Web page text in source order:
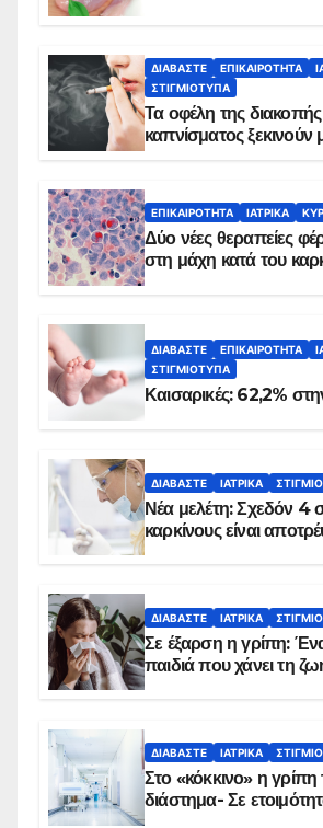
ΔΙΑΒΆΣΤΕ ΕΠΙΚΑΙΡΌΤΗΤΑ
ΣΤΙΓΜΙΌΤΥΠΑ
Τα οφέλη της
καπνίσματος ξεκινούν
ΕΠΙΚΑΙΡΌΤΗΤΑ ΙΑΤΡΙΚΆ
Δύο νέες θεραπείες
στη μάχη κατά του
ΔΙΑΒΆΣΤΕ ΕΠΙΚΑΙΡΌΤΗΤΑ
ΣΤΙΓΜΙΌΤΥΠΑ
Καισαρικές: 62,2%
ΔΙΑΒΆΣΤΕ ΙΑΤΡΙΚΆ
Νέα μελέτη: Σχεδόν 4
καρκίνους είναι
ΔΙΑΒΆΣΤΕ ΙΑΤΡΙΚΆ
Σε έξαρση η γρίπη:
παιδιά που χάνει τη
ΔΙΑΒΆΣΤΕ ΙΑΤΡΙΚΆ
Στο «κόκκινο» η
διάστημα- Σε